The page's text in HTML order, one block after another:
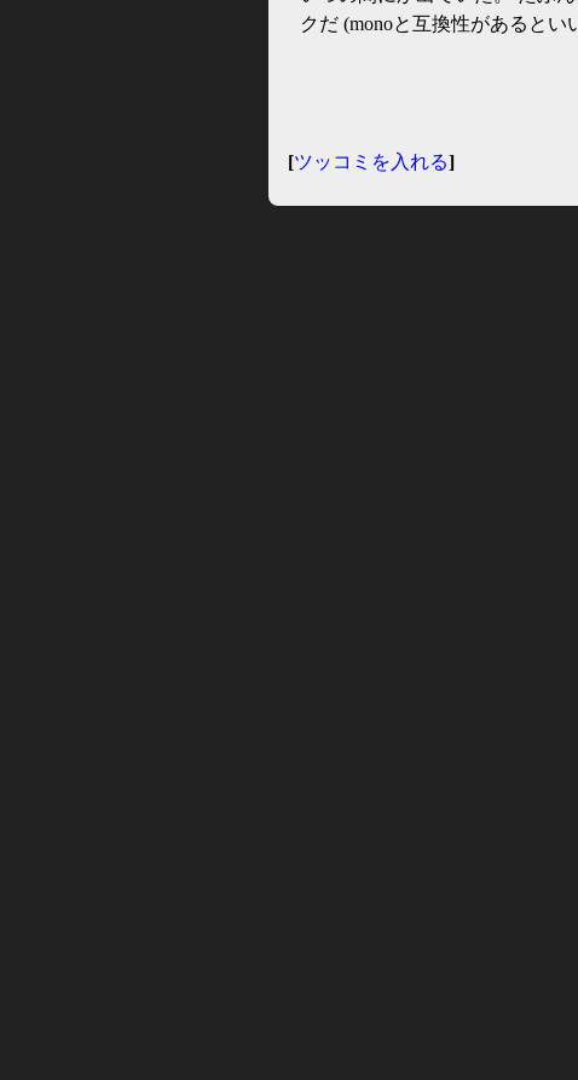
クだ (monoと互換性があるとい
[ツッコミを入れる]